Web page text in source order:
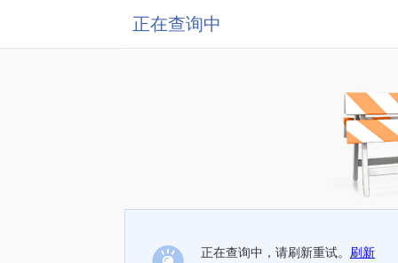
正在查询中
正在查询中，请刷新重试。 刷新